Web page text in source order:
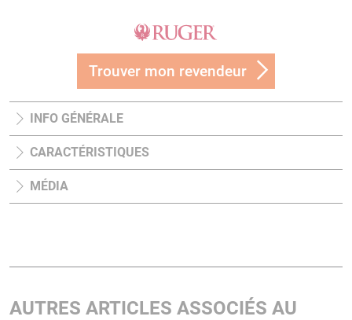
Trouver mon revendeur
INFO GÉNÉRALE
CARACTÉRISTIQUES
MÉDIA
AUTRES ARTICLES ASSOCIÉS AU